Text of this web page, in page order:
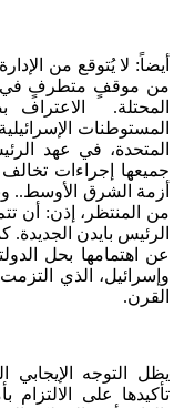
أيضاً: لا يُتوقع من
من موقفٍ متطرفٍ في
المحتلة. الاعتراف
المستوطنات
المتحدة، في عهد
جميعها إجراءات
أزمة الشرق الأوسط..
من المنتظر، إذن: أن
الرئيس بايدن الجديدة.
عن اهتمامها بحل
وإسرائيل، الذي التزمت
القرن.
يظل التوجه الإيجابي
تأكيدها على